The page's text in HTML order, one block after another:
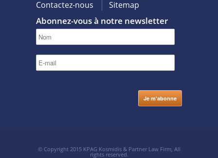
Contactez-nous
Sitemap
Abonnez-vous à notre newsletter
© Copyright 2015 KPAG Kosmidis & Partner Law Firm, All
rights reserved.